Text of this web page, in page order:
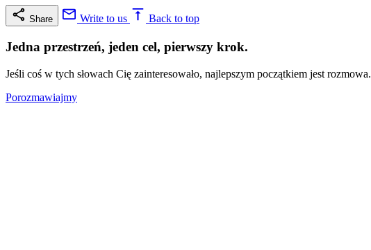
Share Write to us Back to top
Jedna przestrzeń, jeden cel, pierwszy krok.
Jeśli coś w tych słowach Cię zainteresowało, najlepszym początkiem jest rozmowa.
Porozmawiajmy